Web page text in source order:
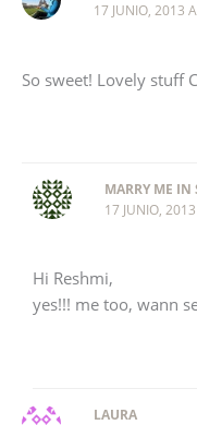
17 JUNIO, 2013
So sweet! Lovely stuff
MARRY ME IN
17 JUNIO,
Hi Reshmi,
yes!!! me too, wann
LAURA